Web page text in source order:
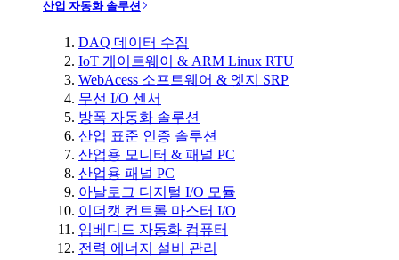
산업 자동화 솔루션
DAQ 데이터 수집
IoT 게이트웨이 & ARM Linux RTU
WebAcess 소프트웨어 & 엣지 SRP
무선 I/O 센서
방폭 자동화 솔루션
산업 표준 인증 솔루션
산업용 모니터 & 패널 PC
산업용 패널 PC
아날로그 디지털 I/O 모듈
이더캣 컨트롤 마스터 I/O
임베디드 자동화 컴퓨터
전력 에너지 설비 관리